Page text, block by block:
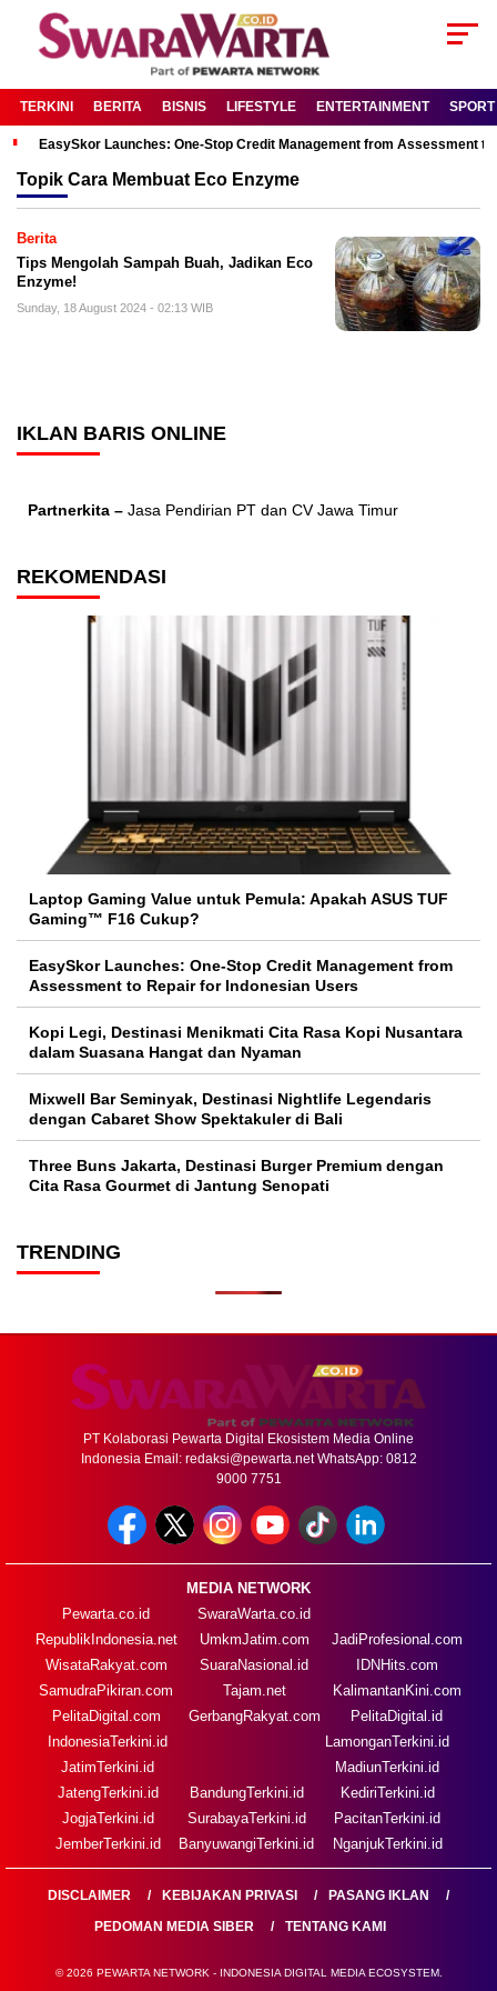
TERKINI BERITA BISNIS LIFESTYLE ENTERTAINMENT SPORT
EasySkor Launches: One-Stop Credit Management from Assessment
Topik Cara Membuat Eco Enzyme
Berita
Tips Mengolah Sampah Buah, Jadikan Eco
Enzyme!
Sunday, 18 August 2024 - 02:13 WIB
IKLAN BARIS ONLINE
Partnerkita – Jasa Pendirian PT dan CV Jawa Timur
REKOMENDASI
Laptop Gaming Value untuk Pemula: Apakah ASUS TUF
Gaming™ F16 Cukup?
EasySkor Launches: One-Stop Credit Management from
Assessment to Repair for Indonesian Users
Kopi Legi, Destinasi Menikmati Cita Rasa Kopi Nusantara
dalam Suasana Hangat dan Nyaman
Mixwell Bar Seminyak, Destinasi Nightlife Legendaris
dengan Cabaret Show Spektakuler di Bali
Three Buns Jakarta, Destinasi Burger Premium dengan
Cita Rasa Gourmet di Jantung Senopati
TRENDING
PT Kolaborasi Pewarta Digital Ekosistem Media Online
Indonesia Email: redaksi@pewarta.netWhatsApp: 0812
9000 7751
MEDIA NETWORK
Pewarta.co.id
RepublikIndonesia.net
WisataRakyat.com
SamudraPikiran.com
PelitaDigital.com
SwaraWarta.co.id
UmkmJatim.com
SuaraNasional.id
Tajam.net
GerbangRakyat.com
JadiProfesional.com
IDNHits.com
KalimantanKini.com
PelitaDigital.id
IndonesiaTerkini.id
JatimTerkini.id
JatengTerkini.id
JogjaTerkini.id
JemberTerkini.id
BandungTerkini.id
SurabayaTerkini.id
BanyuwangiTerkini.id
LamonganTerkini.id
MadiunTerkini.id
KediriTerkini.id
PacitanTerkini.id
NganjukTerkini.id
DISCLAIMER KEBIJAKAN PRIVASI
PASANG IKLAN
PEDOMAN MEDIA SIBER
TENTANG KAMI
© 2026 PEWARTA NETWORK - INDONESIA DIGITAL MEDIA ECOSYSTEM.